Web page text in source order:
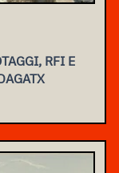
RFI E